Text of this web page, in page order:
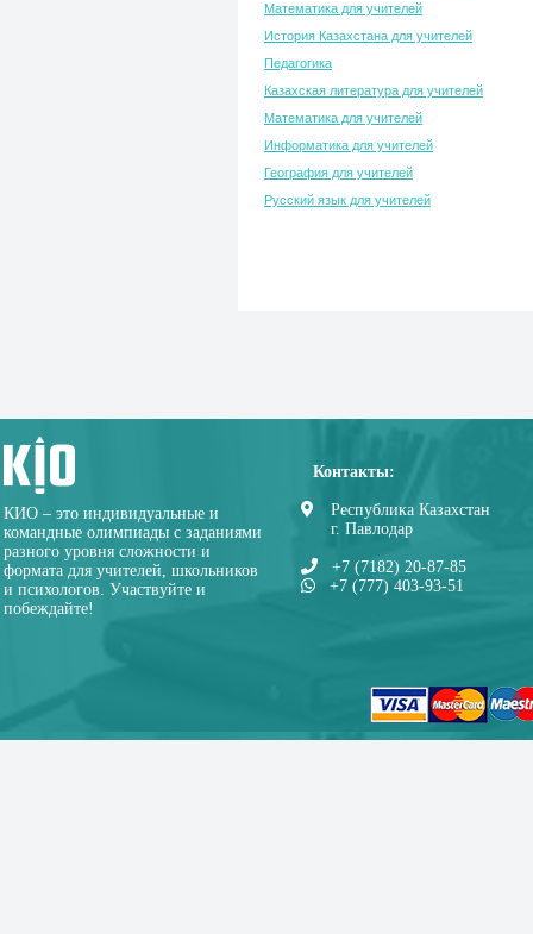
Математика для учителей
История Казахстана для учителей
Педагогика
Казахская литература для учителей
Математика для учителей
Информатика для учителей
География для учителей
Русский язык для учителей
КИО – это индивидуальные и
командные олимпиады с заданиями
разного уровня сложности и
формата для учителей, школьников
и психологов. Участвуйте и
побеждайте!
Контакты:
Республика Казахстан
г. Павлодар
+7 (7182) 20-87-85
+7 (777) 403-93-51